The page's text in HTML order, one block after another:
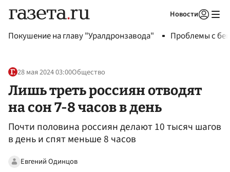
Новости
Покушение на главу "Уралдронзавода" Проблемы с
28 мая 2024 03:00Общество
Лишь треть россиян отводят
на сон 7-8 часов в день
Почти половина россиян делают 10 тысяч шагов
в день и спят меньше 8 часов
Евгений Одинцов